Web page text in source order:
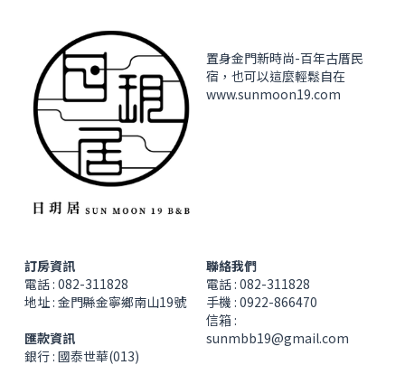
置身金門新時尚-百年古厝民
宿，也可以這麼輕鬆自在
www.sunmoon19.com
訂房資訊
電話 : 082-311828
地址 : 金門縣金寧鄉南山19號
匯款資訊
銀行 : 國泰世華(013)
聯絡我們
電話 : 082-311828
手機 : 0922-866470
信箱 :
sunmbb19@gmail.com